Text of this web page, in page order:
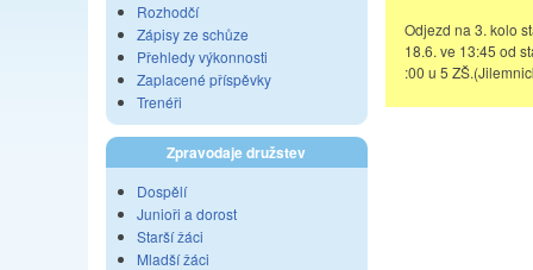
Rozhodčí
Zápisy ze schůze
Přehledy výkonnosti
Zaplacené příspěvky
Trenéři
Zpravodaje družstev
Dospělí
Junioři a dorost
Starší žáci
Mladší žáci
Odjezd na 3. kolo
18.6. ve 13:45 od
:00 u 5